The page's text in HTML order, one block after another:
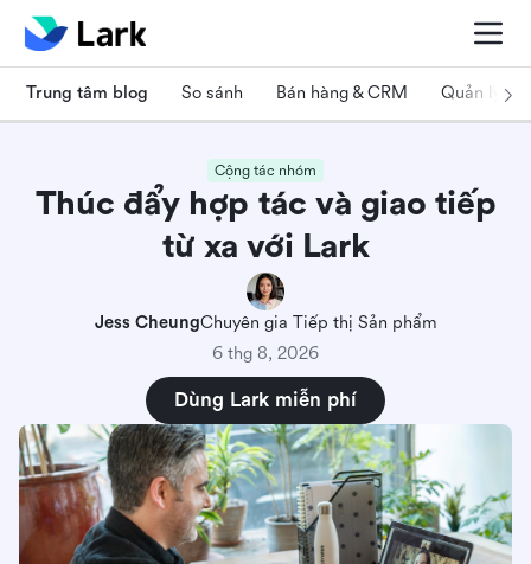
Trung tâm blog So sánh Bán hàng & CRM Quản lý dự
Cộng tác nhóm
Thúc đẩy hợp tác và giao tiếp
từ xa với Lark
Jess CheungChuyên gia Tiếp thị Sản phẩm
6 thg 8, 2026
Dùng Lark miễn phí